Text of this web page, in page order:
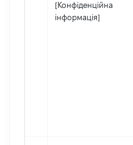
[Конфіденційна
інформація]